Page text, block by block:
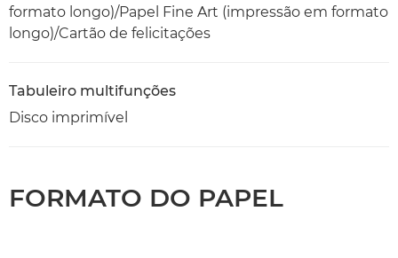
formato longo)/Papel Fine Art (impressão em formato
longo)/Cartão de felicitações
Tabuleiro multifunções
Disco imprimível
FORMATO DO PAPEL